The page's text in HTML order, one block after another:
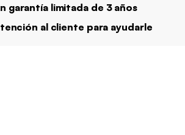
garantía limitada de 3 años
al cliente para ayudarle